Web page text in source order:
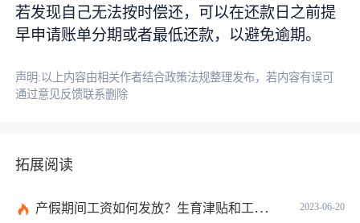
若发现自己无法按时偿还，可以在还款日之前提
早申请账单分期或者最低还款，以避免逾期。
声明:以上内容由相关作者结合政策法规整理发布，若内容有误可
通过意见反馈联系删除
拓展阅读
2023-06-20
产假期间工资如何发放？生育津贴和工资冲突吗？